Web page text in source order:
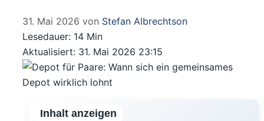
31. Mai 2026 von Stefan Albrechtson
Lesedauer: 14 Min
Aktualisiert: 31. Mai 2026 23:15
Inhalt anzeigen